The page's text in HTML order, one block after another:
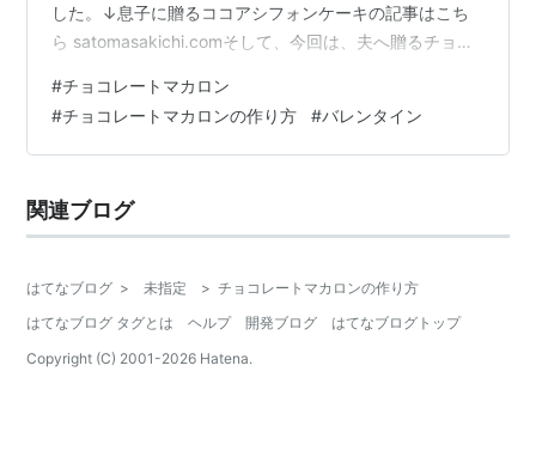
した。↓息子に贈るココアシフォンケーキの記事はこち
ら satomasakichi.comそして、今回は、夫へ贈るチョコ
た。 チョコレートマカロン チョコレートマカロンは手作
りバレンタインにおすすめ！ チョコレートマカロンのレ
シピ 材料 使用する材料について アーモンドパウダー 純
するためのポイント 純粉糖を使う 新しいアーモンドパウ
ダーを使…
#チョコレートマカロン
#チョコレートマカロンの作り方 #バレンタイン
関連ブログ
はてなブログ > 未指定 > チョコレートマカロンの作り方
はてなブログ タグとは
ヘルプ 開発ブログ
はてなブログトップ
Copyright (C) 2001-2026 Hatena.